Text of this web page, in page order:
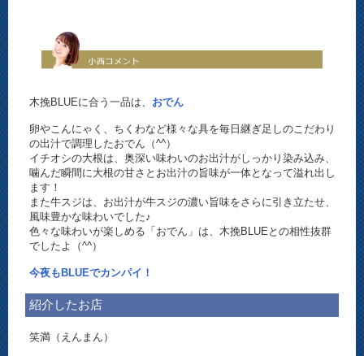
木挽BLUEに合う一品は、 おでん
卵やこんにゃく、ちくわなど様々な具を毎日継ぎ足しのこだわり
の出汁で調理したおでん（^^）
イチオシの大根は、奥深い味わいのお出汁がしっかり染み込み、
噛んだ瞬間に大根の甘さとお出汁の旨味が一体となって溢れ出し
ます！
また牛スジは、お出汁が牛スジの濃い旨味をさらに引き立たせ、
風味豊かな味わいでした♪
色々な味わいが楽しめる「おでん」は、木挽BLUEとの相性抜群
でしたよ（^^）
今夜もBLUEでカンパイ！
紹介したお店
笑満（えんまん）